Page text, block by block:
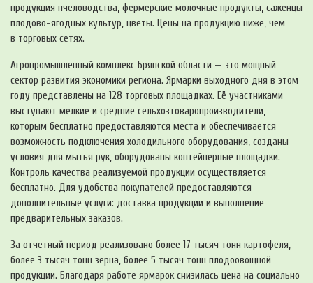
продукция пчеловодства, фермерские молочные продукты, саженцы
плодово-ягодных культур, цветы. Цены на продукцию ниже, чем
в торговых сетях.
Агропромышленный комплекс Брянской области — это мощный
сектор развития экономики региона. Ярмарки выходного дня в этом
году представлены на 128 торговых площадках. Её участниками
выступают мелкие и средние сельхозтоваропроизводители,
которым бесплатно предоставляются места и обеспечивается
возможность подключения холодильного оборудования, созданы
условия для мытья рук, оборудованы контейнерные площадки.
Контроль качества реализуемой продукции осуществляется
бесплатно. Для удобства покупателей предоставляются
дополнительные услуги: доставка продукции и выполнение
предварительных заказов.
За отчетный период реализовано более 17 тысяч тонн картофеля,
более 3 тысяч тонн зерна, более 5 тысяч тонн плодоовощной
продукции. Благодаря работе ярмарок снизилась цена на социально